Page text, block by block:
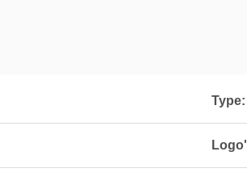
Type: